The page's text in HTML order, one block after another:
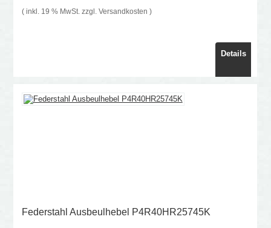
( inkl. 19 % MwSt. zzgl. Versandkosten )
Details
Federstahl Ausbeulhebel P4R40HR25745K